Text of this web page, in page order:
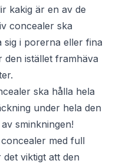
kakig är en av de
concealer ska
sig i porerna eller fina
den istället framhäva
ska hålla hela
under hela den
sminkningen!
med full
viktigt att den